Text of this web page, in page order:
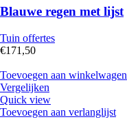
Blauwe regen met lijst
Tuin offertes
€171,50
Toevoegen aan winkelwagen
Vergelijken
Quick view
Toevoegen aan verlanglijst